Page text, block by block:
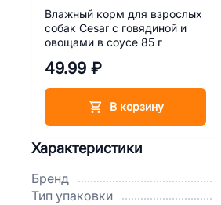
Влажный корм для взрослых
собак Cesar с говядиной и
овощами в соусе 85 г
49.99 ₽
В корзину
Характеристики
Бренд
Тип упаковки